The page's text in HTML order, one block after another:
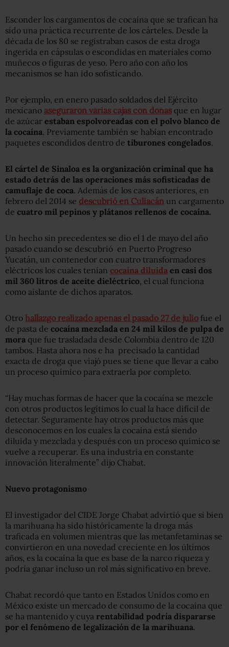
Esconder los cargamentos de cocaína que se trafican ha
sido una práctica recurrente de los cárteles. Desde la
década de los 80 se registraban casos de esta droga
ingerida en cápsulas o escondidas en materiales como
muñecos o figuras de yeso. Pero año con año los
mecanismos se han ido sofisticando.
Por ejemplo, en enero pasado soldados del Ejército
mexicano aseguraron varias cajas con donas que en lugar
de azúcar estaban espolvoreadas con el polvo blanco de
la cocaína. Previamente también se habían encontrado
paquetes escondidos dentro de tiburones congelados.
El cártel de Sinaloa es la organización criminal que ha
estado detrás de las operaciones más sofisticadas de
camuflaje de coca. Además de los casos anteriores, en
febrero del 2014 se descubrió en Culiacán un cargamento
de cuatro mil pepinos y plátanos rellenos de cocaína.
Un hecho sin precedentes se dio el 1 de mayo del año
pasado cuando se descubrió en Puerto Progreso
Yucatán, un contenedor con cuatro transformadores
eléctricos los cuales tenían cocaína diluida en casi dos
mil 360 litros de aceite dieléctrico , el cual funciona
como aislante de dichos aparatos.
Otro hallazgo realizado apenas el pasado 27 de julio fue el
de pasta de cocaína mezclada en 24 mil kilos de pulpa de
mora que fue trasladada desde Colombia dentro de 120
tambos. Hasta ahora nos e ha precisado la cantidad
exacta de droga que viajó pues se tiene que llevar a cabo
un proceso químico para extraerla por completo.
“Hay muchas formas de hacer que la cocaína se mezcle
con otros productos legítimos lo cual la hace difícil de
detectar. Seguramente hay otros productos más que
desconocemos en los cuales la cocaína está siendo
diluida y mezclada y después con un proceso químico se
vuelve a recuperar. Es una industria en constante
innovación literalmente” dijo Chabat.
Nuevo protagonismo
El investigador del CIDE Jorge Chabat advirtió que si bien
la marihuana ha sido históricamente la droga más
traficada en volumen mientras que las metanfetaminas se
convirtieron en una novedad creciente en los últimos
años, es la cocaína la que es base de la narco riqueza y
podría ganar incluso un rol más significativo en breve.
Chabat recordó que tanto en Estados Unidos como en
México existe un mercado de consumo de la cocaína que
se ha mantenido y cuya rentabilidad podría dispararse
por el fenómeno de legalización de la marihuana.